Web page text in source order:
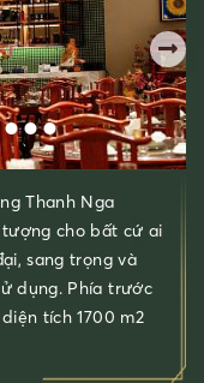
Thanh Nga
cho bất cứ ai
sang trọng và
dụng. Phía trước
tích 1700 m2